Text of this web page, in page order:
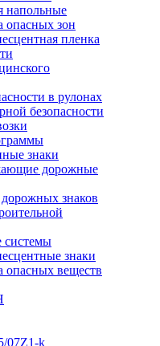
напольные
опасных зон
пленка
в рулонах
безопасности
знаки
дорожные
знаков
знаки
опасных веществ
07Z1-k